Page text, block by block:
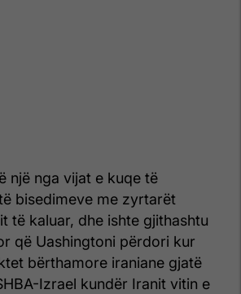
një nga vijat e kuqe të
bisedimeve me zyrtarët
të kaluar, dhe ishte gjithashtu
që Uashingtoni përdori kur
bërthamore iraniane gjatë
Izrael kundër Iranit vitin e